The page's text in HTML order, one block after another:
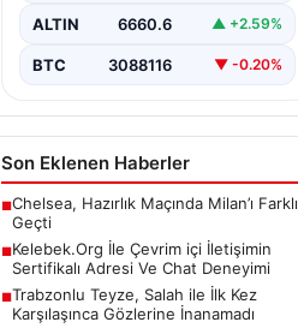
etmektedir. Günümüzde…
ALTIN 6660.6 ▲ +2.59%
BTC 3088116 ▼ -0.20%
Son Eklenen Haberler
■Chelsea, Hazırlık Maçında Milan’ı Farklı
Geçti
■Kelebek.Org İle Çevrim içi İletişimin
Sertifikalı Adresi Ve Chat Deneyimi
■Trabzonlu Teyze, Salah ile İlk Kez
Karşılaşınca Gözlerine İnanamadı